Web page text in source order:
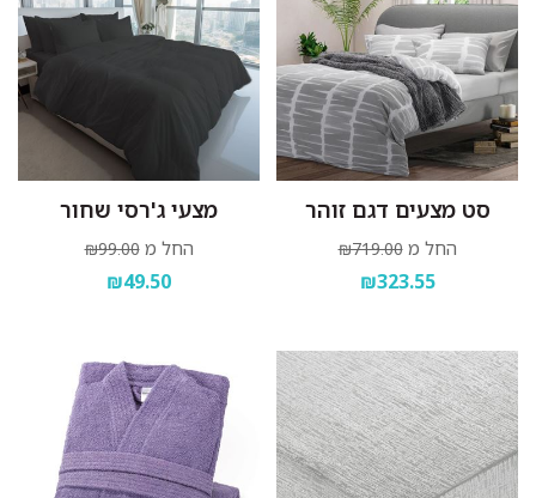
סט מצעים דגם זוהר
החל מ ₪719.00
₪323.55
מצעי ג'רסי שחור
החל מ ₪99.00
₪49.50